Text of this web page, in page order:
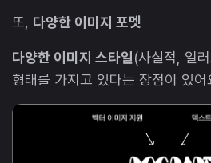
또, 다양한 이미지 포멧
다양한 이미지 스타일(사실적, 일
형태를 가지고 있다는 장점이 있어